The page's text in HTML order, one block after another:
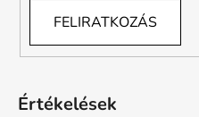
FELIRATKOZÁS
Értékelések